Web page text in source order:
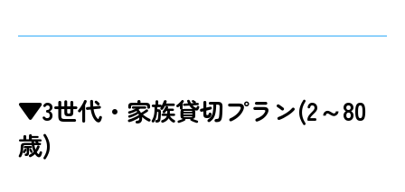
▼3世代・家族貸切プラン(2～80
歳)